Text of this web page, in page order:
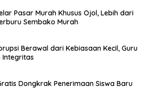
Pasar Murah Khusus Ojol, Lebih dari
Sembako Murah
Berawal dari Kebiasaan Kecil, Guru
Integritas
Dongkrak Penerimaan Siswa Baru